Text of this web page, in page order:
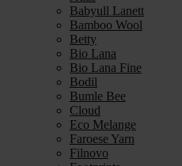
Babyull Lanett
Bamboo Wool
Betty
Bio Lana
Bio Lana Fine
Bodil
Bumle Bee
Cloud
Eco Melange
Faroese Yarn
Filnovo